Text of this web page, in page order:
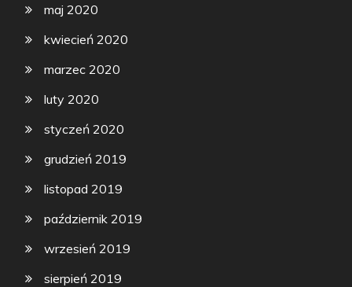
maj 2020
kwiecień 2020
marzec 2020
luty 2020
styczeń 2020
grudzień 2019
listopad 2019
październik 2019
wrzesień 2019
sierpień 2019